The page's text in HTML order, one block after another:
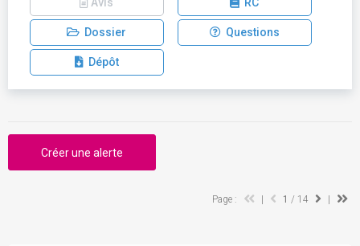
Dossier Questions
Dépôt
Créer une alerte
Page : 1 / 14